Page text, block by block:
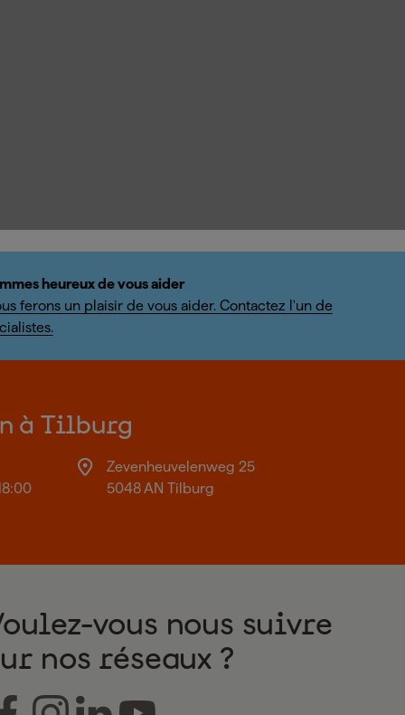
heureux de vous aider
ferons un plaisir de vous aider. Contactez l'un de
à Tilburg
Zevenheuvelenweg 25
5048 AN Tilburg
vous nous suivre
nos réseaux ?